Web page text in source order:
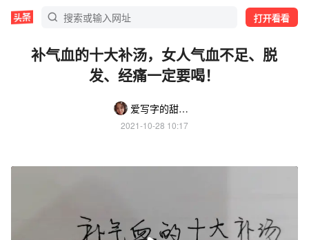
打开看看
补气血的十大补汤，女人气血不足、脱
发、经痛一定要喝！
爱写字的甜橙子
2021-10-28 10:17